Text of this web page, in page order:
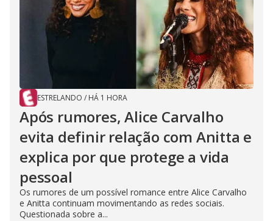
ESTRELANDO / HÁ 1 HORA
Após rumores, Alice Carvalho
evita definir relação com Anitta e
explica por que protege a vida
pessoal
Os rumores de um possível romance entre Alice Carvalho
e Anitta continuam movimentando as redes sociais.
Questionada sobre a...